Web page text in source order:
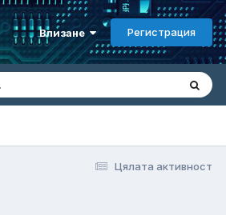
Влизане Регистрация
Цялата активност